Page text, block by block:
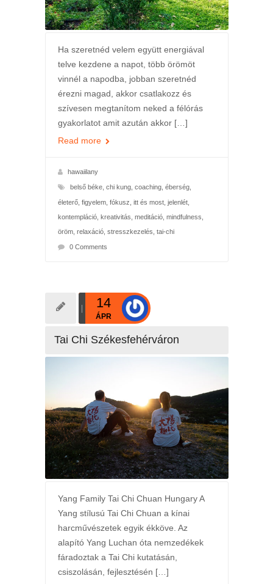
Ha szeretnéd velem együtt energiával
telve kezdene a napot, több örömöt
vinnél a napodba, jobban szeretnéd
érezni magad, akkor csatlakozz és
szívesen megtanítom neked a félórás
gyakorlatot amit azután akkor […]
Read more
hawaiilany
belső béke, chi kung, coaching, éberség,
életerő, figyelem, fókusz itt és most, jelenlét,
kontempláció, kreativitás meditáció, mindfulness
öröm, relaxáció, stresszkezelés tai-chi
0 Comments
14
ÁPR
Tai Chi Székesfehérváron
Yang Family Tai Chi Chuan Hungary A
Yang stílusú Tai Chi Chuan a kínai
harcművészetek egyik ékköve. Az
alapító Yang Luchan óta nemzedékek
fáradoztak a Tai Chi kutatásán,
csiszolásán, fejlesztésén […]